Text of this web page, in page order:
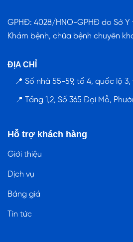
GPHĐ: 4028/HNO-GPHĐ do Sở Y
Khám bệnh, chữa bệnh chuyên
ĐỊA CHỈ
📍 Số nhà 55-59, tổ 4, quốc lộ
📍 Tầng 1,2, Số 365 Đại Mỗ,
Hỗ trợ khách hàng
Giới thiệu
Dịch vụ
Bảng giá
Tin tức